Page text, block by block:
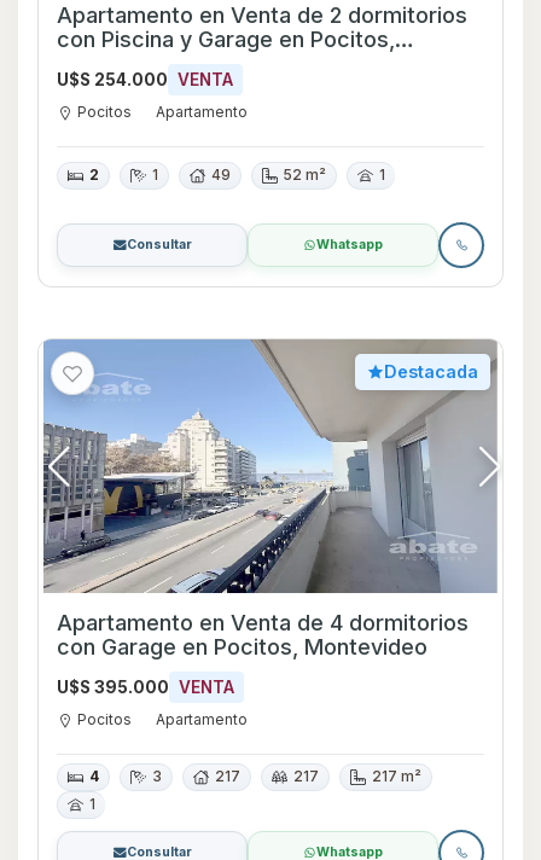
Apartamento en Venta de 2 dormitorios
con Piscina y Garage en Pocitos,
Montevideo
U$S 254.000 VENTA
Pocitos Apartamento
2 1 49 52 m² 1
Consultar Whatsapp
Destacada
Apartamento en Venta de 4 dormitorios
con Garage en Pocitos, Montevideo
U$S 395.000 VENTA
Pocitos Apartamento
4 3 217 217
217 m²
1
Consultar Whatsapp